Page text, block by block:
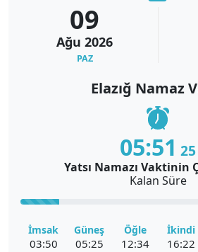
09
Ağu 2026
PAZ
Elazığ Namaz
05:51 24
Yatsı Namazı Vaktinin
Kalan Süre
Elazığ Ezan Vakti
İmsak
03:50
Güneş
05:25
Öğle
12:34
İkindi
16:22